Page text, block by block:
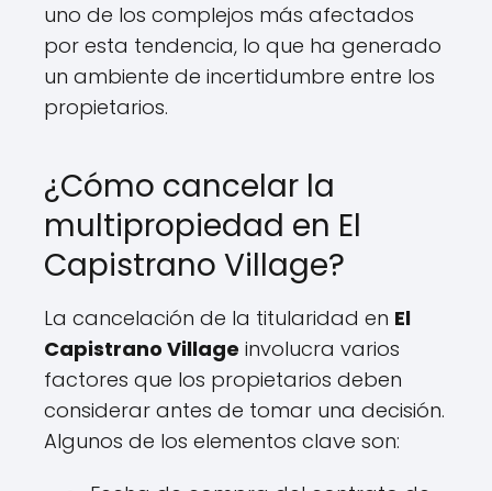
uno de los complejos más afectados
por esta tendencia, lo que ha generado
un ambiente de incertidumbre entre los
propietarios.
¿Cómo cancelar la
multipropiedad en El
Capistrano Village?
La cancelación de la titularidad en El
Capistrano Village involucra varios
factores que los propietarios deben
considerar antes de tomar una decisión.
Algunos de los elementos clave son: